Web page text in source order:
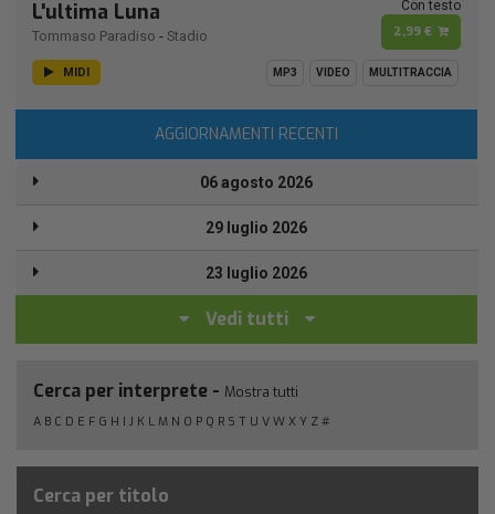
L'ultima Luna
Tommaso Paradiso - Stadio
Con testo
2,99 €
MIDI MP3 VIDEO MULTITRACCIA
AGGIORNAMENTI RECENTI
06 agosto 2026
29 luglio 2026
23 luglio 2026
Vedi tutti
Cerca per interprete - Mostra tutti
A B C D E F G H I J K L M N O P Q R S T U V W X Y Z #
Cerca per titolo